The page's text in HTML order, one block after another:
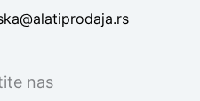
nas